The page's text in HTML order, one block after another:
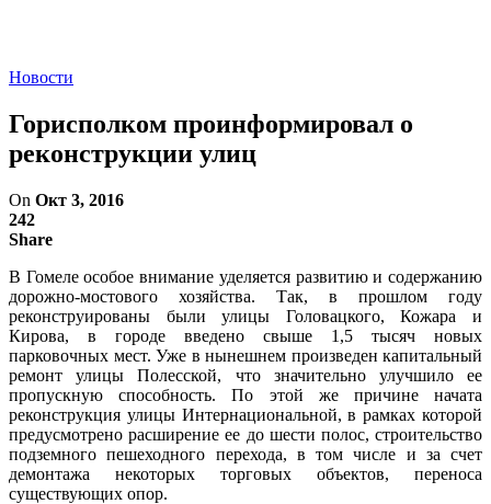
Новости
Горисполком проинформировал о
реконструкции улиц
On Окт 3, 2016
242
Share
В Гомеле особое внимание уделяется развитию и содержанию
дорожно-мостового хозяйства. Так, в прошлом году
реконструированы были улицы Головацкого, Кожара и
Кирова, в городе введено свыше 1,5 тысяч новых
парковочных мест. Уже в нынешнем произведен капитальный
ремонт улицы Полесской, что значительно улучшило ее
пропускную способность. По этой же причине начата
реконструкция улицы Интернациональной, в рамках которой
предусмотрено расширение ее до шести полос, строительство
подземного пешеходного перехода, в том числе и за счет
демонтажа некоторых торговых объектов, переноса
существующих опор.